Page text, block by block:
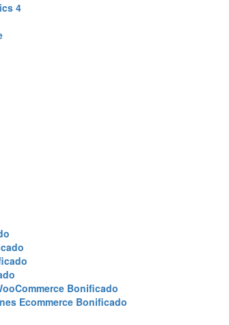
4
Bonificado
Ecommerce Bonificado